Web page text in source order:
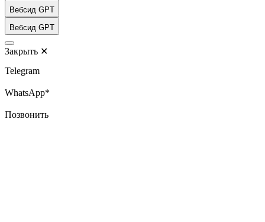
Вебсид GPT
Вебсид GPT
Закрыть ✕
Telegram
WhatsApp*
Позвонить